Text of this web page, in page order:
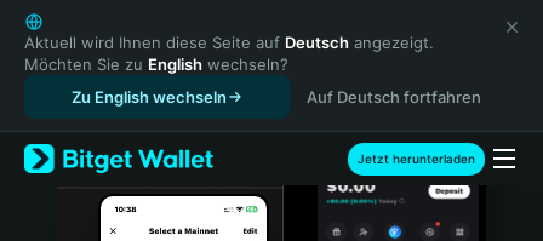
English
日本語
Tiếng Việt
Русский
Español (Latinoamérica)
Türkçe
Italiano
Aktuell wird Ihnen diese Seite auf Deutsch angezeigt.
Möchten Sie zu English wechseln?
Zu English wechseln
Auf Deutsch fortfahren
Jetzt herunterladen